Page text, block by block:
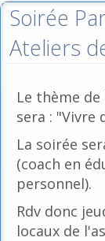
Soirée
Ateliers
Le thème
sera : "Vivre
La soirée
(coach en
personnel).
Rdv donc
locaux de